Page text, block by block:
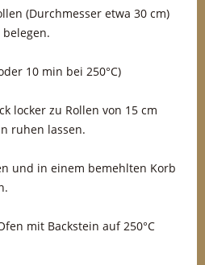
(Durchmesser etwa 30 cm)
10 min bei 250°C)
locker zu Rollen von 15 cm
ruhen lassen.
und in einem bemehlten Korb
mit Backstein auf 250°C